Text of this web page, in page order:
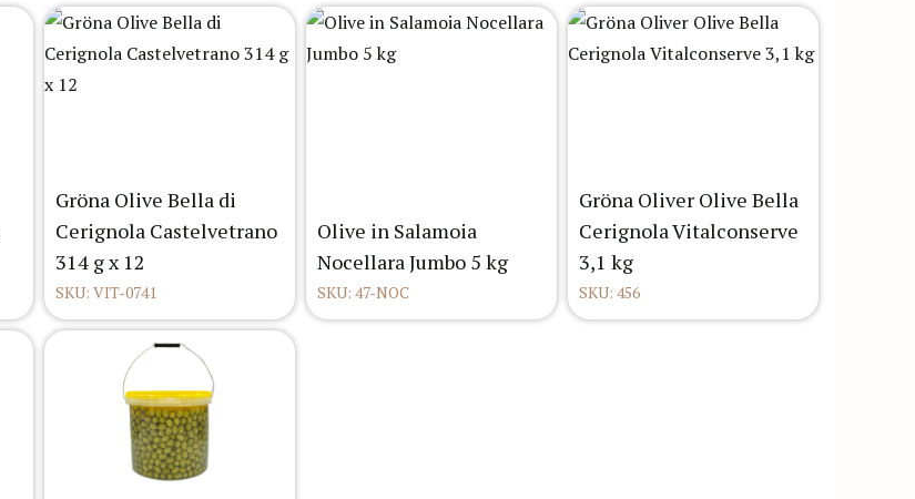
Gröna Olive Bella di
Cerignola Castelvetrano
314 g x 12
SKU: VIT-0741
Olive in Salamoia
Nocellara Jumbo 5 kg
SKU: 47-NOC
Gröna Oliver Olive Bella
Cerignola Vitalconserve
3,1 kg
SKU: 456